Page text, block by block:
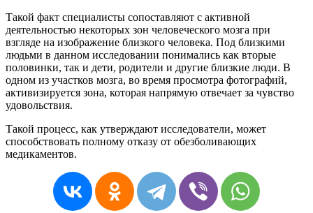
Такой факт специалисты сопоставляют с активной
деятельностью некоторых зон человеческого мозга при
взгляде на изображение близкого человека. Под близкими
людьми в данном исследовании понимались как вторые
половинки, так и дети, родители и другие близкие люди. В
одном из участков мозга, во время просмотра фотографий,
активизируется зона, которая напрямую отвечает за чувство
удовольствия.
Такой процесс, как утверждают исследователи, может
способствовать полному отказу от обезболивающих
медикаментов.